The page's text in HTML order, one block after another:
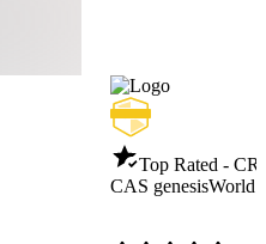
Top Rated -
CAS genesisWorld